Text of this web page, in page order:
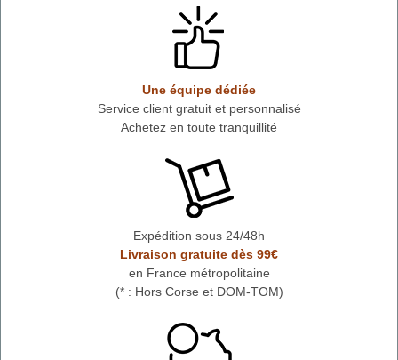
Une équipe dédiée
Service client gratuit et personnalisé
Achetez en toute tranquillité
Expédition sous 24/48h
Livraison gratuite dès 99€
en France métropolitaine
(* : Hors Corse et DOM-TOM)